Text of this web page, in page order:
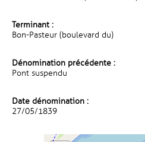
Terminant :
Bon-Pasteur (boulevard du)
Dénomination précédente :
Pont suspendu
Date dénomination :
27/05/1839